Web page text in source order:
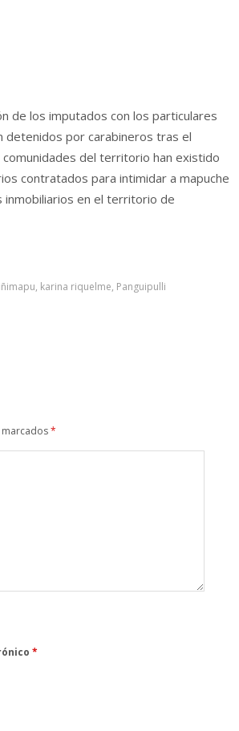
de los imputados con los particulares
detenidos por carabineros tras el
del territorio han existido
contratados para intimidar a mapuche
en el territorio de
, karina riquelme, Panguipulli
*
*